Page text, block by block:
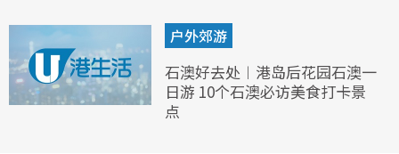
户外郊游
石澳好去处︱港岛后花园石澳一
日游 10个石澳必访美食打卡景
点